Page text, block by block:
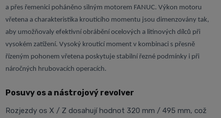
a přes řemenici poháněno silným motorem FANUC. Výkon motoru
vřetena a charakteristika krouticího momentu jsou dimenzovány tak,
aby umožňovaly efektivní obrábění ocelových a litinových dílců při
vysokém zatížení. Vysoký krouticí moment v kombinaci s přesně
řízeným pohonem vřetena poskytuje stabilní řezné podmínky i při
náročných hrubovacích operacích.
Posuvy os a nástrojový revolver
Rozjezdy os X / Z dosahují hodnot 320 mm / 495 mm, což